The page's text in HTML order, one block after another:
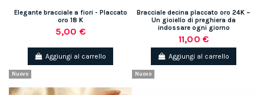
Elegante bracciale a fiori - Placcato
oro 18 K
5,00 €
Aggiungi al carrello
Bracciale decina placcato oro 24K –
Un gioiello di preghiera da
indossare ogni giorno
11,00 €
Aggiungi al carrello
Nuovo Nuovo